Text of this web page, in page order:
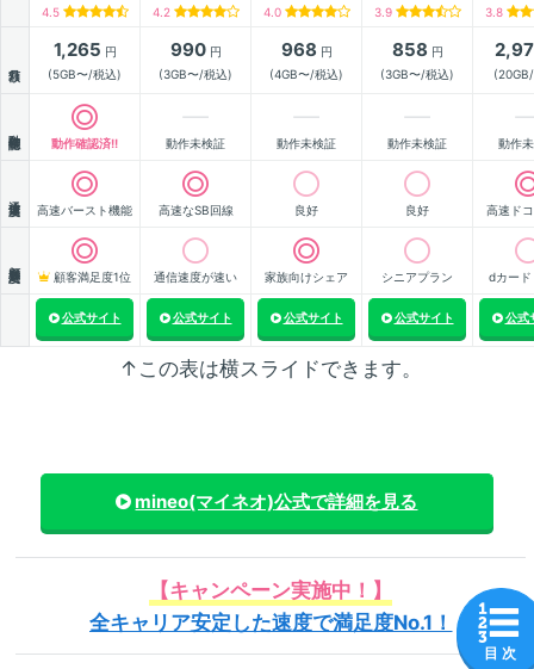
4.5 4.2 4.0 3.9 3.8
1,265 円
(5GB〜/税込)
990円
(3GB〜/税込)
968 円
(4GB〜/税込)
858 円
(3GB〜/税込)
動作確認済!! 動作未検証 動作未検証 動作未検証 動作
高速バースト機能 高速なSB回線 良好 良好 高速ド
顧客満足度1位 通信速度が速い 家族向けシェア シニアプラン dカード
公式サイト 公式サイト 公式サイト 公式サイト 公式
↑この表は横スライドできます。
mineo(マイネオ)公式で詳細を見る
【キャンペーン実施中！】
全キャリア安定した速度で満足度No.1！
目 次